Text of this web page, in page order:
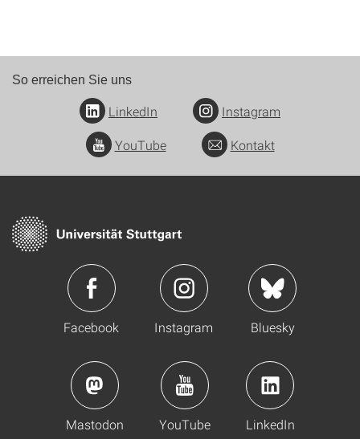
So erreichen Sie uns
LinkedIn
Instagram
YouTube
Kontakt
Facebook Instagram Bluesky
Mastodon YouTube LinkedIn